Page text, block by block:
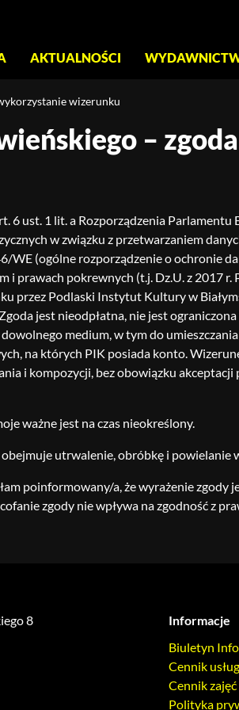
AKTUALNOŚCI
wizerunku
–
6 ust. 1 lit. a Rozporządzenia
w związku z przetwarzaniem
WE (ogólne rozporządzenie o ochronie
i prawach pokrewnych (t.j. Dz.U. z 2017 r.
przez Podlaski Instytut Kultury w
jest nieodpłatna, nie jest
medium, w tym do
na których PIK posiada konto.
i kompozycji, bez obowiązku
ważne jest na czas nieokreślony.
obejmuje utrwalenie, obróbkę i
poinformowany/a, że wyrażenie
zgody nie wpływa na zgodność z
8
Informacje
Biuletyn
Cennik
Cennik
Polityka